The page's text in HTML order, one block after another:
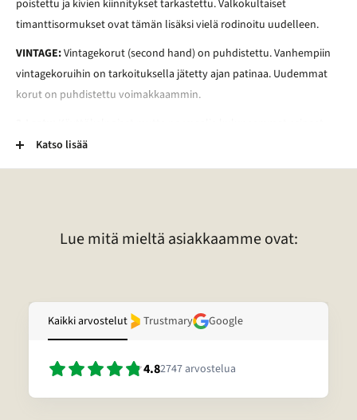
poistettu ja kivien kiinnitykset tarkastettu. Valkokultaiset
timanttisormukset ovat tämän lisäksi vielä rodinoitu uudelleen.
VINTAGE:Vintagekorut (second hand) on puhdistettu. Vanhempiin
vintagekoruihin on tarkoituksella jätetty ajan patinaa. Uudemmat
korut on puhdistettu voimakkaammin.
Esineessä voi esimerkiksi olla kaiverrus, vääntymä, painauma tai
tummentuma. Pronssikoruissa voi esimerkiksi olla kulunut
Katso lisää
Lue mitä mieltä asiakkaamme ovat:
Kaikki arvostelut Trustmary Google
4.82747arvostelua